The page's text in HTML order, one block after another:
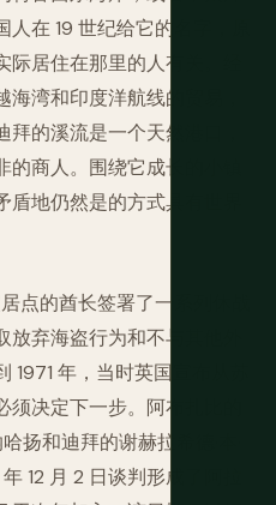
在 19 世纪给它的名字，原
居住在那里的人有关。经
湾和印度洋航线的贸易，
的溪流是一个天然港口，
商人。围绕它成长的小镇
地仍然是的方式具有世界
点的酋长签署了一系列休战
弃海盗行为和不与其他外
年，当时英国宣布从苏
决定下一步。阿布扎比的
扬和迪拜的谢赫拉希德·本·
12 月 2 日谈判形成了阿拉